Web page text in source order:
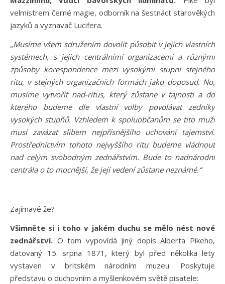
velmistrem černé magie, odborník na šestnáct starověkých
jazyků a vyznavač Lucifera.
„Musíme všem sdružením dovolit působit v jejich vlastních
systémech, s jejich centrálními organizacemi a různými
způsoby korespondence mezi vysokými stupni stejného
ritu, v stejných organizačních formách jako doposud. No,
musíme vytvořit nad-ritus, který zůstane v tajnosti a do
kterého budeme dle vlastní volby povolávat zedníky
vysokých stupňů. Vzhledem k spoluobčanům se tito muži
musí zavázat slibem nejpřísnějšího uchování tajemství.
Prostřednictvím tohoto nejvyššího ritu budeme vládnout
nad celým svobodným zednářstvím. Bude to nadnárodní
centrála o to mocnější, že její vedení zůstane neznámé.“
Zajímavé že?
Všimněte si i toho v jakém duchu se mělo nést nové
zednářství. O tom vypovídá jiný dopis Alberta Pikeho,
datovaný 15. srpna 1871, který byl před několika lety
vystaven v britském národním muzeu. Poskytuje
představu o duchovním a myšlenkovém světě pisatele: